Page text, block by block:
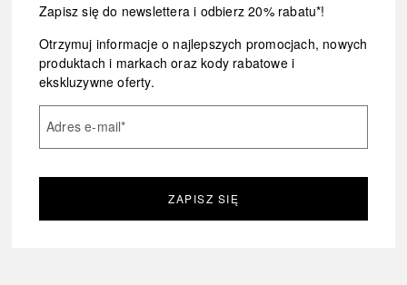
Zapisz się do newslettera i odbierz 20% rabatu*!
Otrzymuj informacje o najlepszych promocjach, nowych
produktach i markach oraz kody rabatowe i
ekskluzywne oferty.
Adres e-mail*
ZAPISZ SIĘ